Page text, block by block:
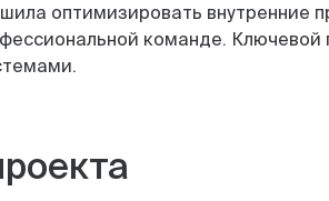
оптимизировать внутренние
команде. Ключевой